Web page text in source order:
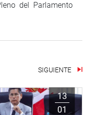
del Parlamento
SIGUIENTE
13
01